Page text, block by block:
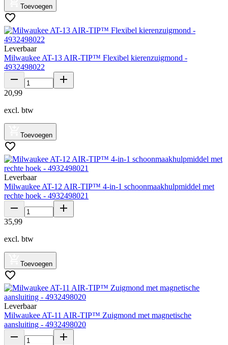
Toevoegen
Leverbaar
Milwaukee AT-13 AIR-TIP™ Flexibel kierenzuigmond -
4932498022
20,99
excl. btw
Toevoegen
Leverbaar
Milwaukee AT-12 AIR-TIP™ 4-in-1 schoonmaakhulpmiddel met
rechte hoek - 4932498021
35,99
excl. btw
Toevoegen
Leverbaar
Milwaukee AT-11 AIR-TIP™ Zuigmond met magnetische
aansluiting - 4932498020